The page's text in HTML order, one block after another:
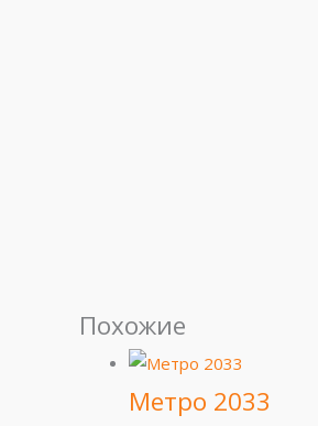
Похожие
Метро 2033